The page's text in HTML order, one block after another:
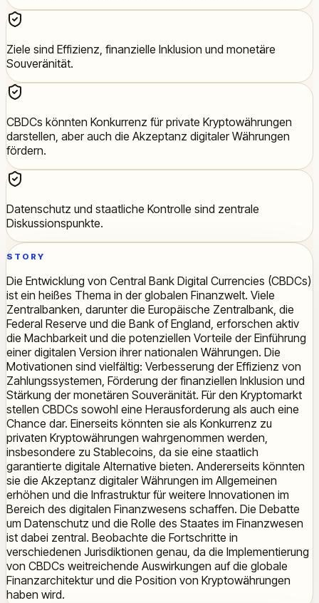
Ziele sind Effizienz, finanzielle Inklusion und monetäre
Souveränität.
CBDCs könnten Konkurrenz für private Kryptowährungen
darstellen, aber auch die Akzeptanz digitaler Währungen
fördern.
Datenschutz und staatliche Kontrolle sind zentrale
Diskussionspunkte.
STORY
Die Entwicklung von Central Bank Digital Currencies (CBDCs)
ist ein heißes Thema in der globalen Finanzwelt. Viele
Zentralbanken, darunter die Europäische Zentralbank, die
Federal Reserve und die Bank of England, erforschen aktiv
die Machbarkeit und die potenziellen Vorteile der Einführung
einer digitalen Version ihrer nationalen Währungen. Die
Motivationen sind vielfältig: Verbesserung der Effizienz von
Zahlungssystemen, Förderung der finanziellen Inklusion und
Stärkung der monetären Souveränität. Für den Kryptomarkt
stellen CBDCs sowohl eine Herausforderung als auch eine
Chance dar. Einerseits könnten sie als Konkurrenz zu
privaten Kryptowährungen wahrgenommen werden,
insbesondere zu Stablecoins, da sie eine staatlich
garantierte digitale Alternative bieten. Andererseits könnten
sie die Akzeptanz digitaler Währungen im Allgemeinen
erhöhen und die Infrastruktur für weitere Innovationen im
Bereich des digitalen Finanzwesens schaffen. Die Debatte
um Datenschutz und die Rolle des Staates im Finanzwesen
ist dabei zentral. Beobachte die Fortschritte in
verschiedenen Jurisdiktionen genau, da die Implementierung
von CBDCs weitreichende Auswirkungen auf die globale
Finanzarchitektur und die Position von Kryptowährungen
haben wird.